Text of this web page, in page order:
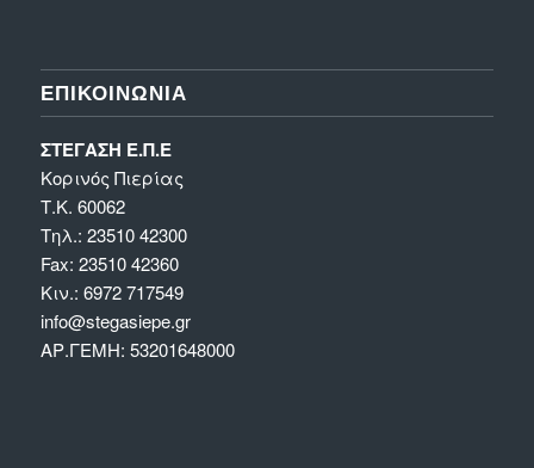
ΕΠΙΚΟΙΝΩΝΊΑ
ΣΤΕΓΑΣΗ Ε.Π.Ε
Κορινός Πιερίας
Τ.Κ. 60062
Τηλ.: 23510 42300
Fax: 23510 42360
Κιν.: 6972 717549
info@stegasiepe.gr
ΑΡ.ΓΕΜΗ: 53201648000